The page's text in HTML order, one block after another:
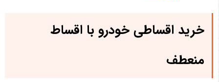
خرید اقساطی خودرو با اقساط
منعطف